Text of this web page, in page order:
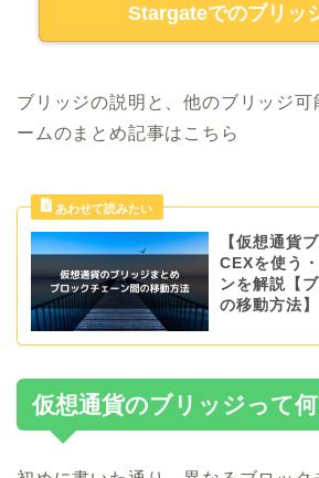
Stargateでのブリッ
ブリッジの説明と、他のブリッジ可
ームのまとめ記事はこちら
【仮想通貨
CEXを使う
ンを解説【
の移動方法】
仮想通貨のブリッジって何